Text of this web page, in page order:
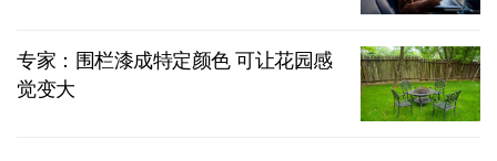
专家：围栏漆成特定颜色 可让花园感
觉变大